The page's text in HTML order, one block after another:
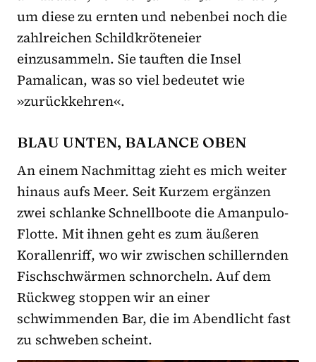
um diese zu ernten und nebenbei noch die
zahlreichen Schildkröteneier
einzusammeln. Sie tauften die Insel
Pamalican, was so viel bedeutet wie
»zurückkehren«.
BLAU UNTEN, BALANCE OBEN
An einem Nachmittag zieht es mich weiter
hinaus aufs Meer. Seit Kurzem ergänzen
zwei schlanke Schnellboote die Amanpulo-
Flotte. Mit ihnen geht es zum äußeren
Korallenriff, wo wir zwischen schillernden
Fischschwärmen schnorcheln. Auf dem
Rückweg stoppen wir an einer
schwimmenden Bar, die im Abendlicht fast
zu schweben scheint.